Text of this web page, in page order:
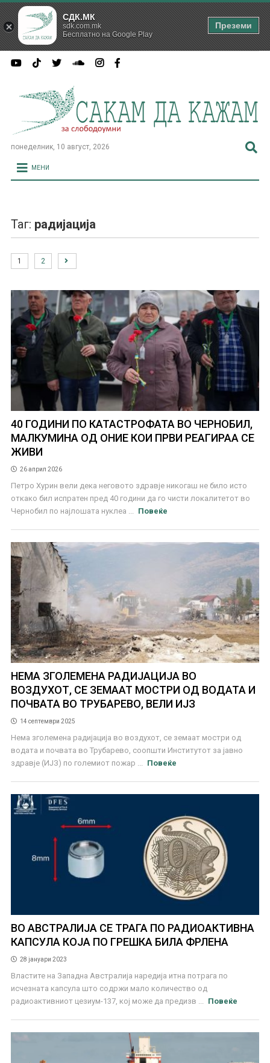
понеделник, 10 август, 2026
МЕНИ
Таг: радијација
1 2
40 ГОДИНИ ПО КАТАСТРОФАТА ВО ЧЕРНОБИЛ,
МАЛКУМИНА ОД ОНИЕ КОИ ПРВИ РЕАГИРАА СЕ
ЖИВИ
26 април 2026
Петро Хурин вели дека неговото здравје никогаш не било исто
откако бил испратен пред 40 години да го чисти локалитетот во
Чернобил по најлошата нуклеа ...
Повеќе
НЕМА ЗГОЛЕМЕНА РАДИЈАЦИЈА ВО
ВОЗДУХОТ, СЕ ЗЕМААТ МОСТРИ ОД ВОДАТА И
ПОЧВАТА ВО ТРУБАРЕВО, ВЕЛИ ИЈЗ
14 септември 2025
Нема зголемена радијација во воздухот, се земаат мостри од
водата и почвата во Трубарево, соопшти Институтот за јавно
здравје (ИЈЗ) по големиот пожар ...
Повеќе
ВО АВСТРАЛИЈА СЕ ТРАГА ПО РАДИОАКТИВНА
КАПСУЛА КОЈА ПО ГРЕШКА БИЛА ФРЛЕНА
28 јануари 2023
Властите на Западна Австралија наредија итна потрага по
исчезната капсула што содржи мало количество од
радиоактивниот цезиум-137, кој може да предизв ...
Повеќе
СДК.МК
sdk.com.mk
Бесплатно на Google Play
Преземи